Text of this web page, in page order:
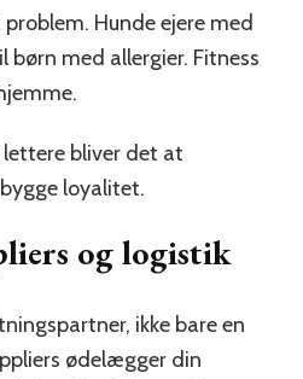
Hunde ejere med
med allergier. Fitness
lettere bliver det at
loyalitet.
og logistik
ikke bare en
ødelægger din